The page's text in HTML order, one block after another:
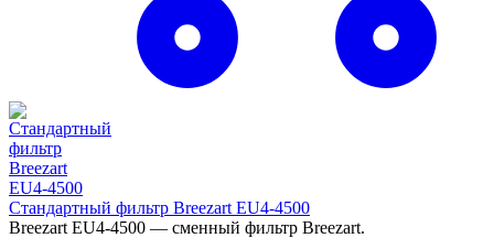
Стандартный фильтр Breezart EU4-4500
Breezart EU4-4500 — сменный фильтр Breezart.